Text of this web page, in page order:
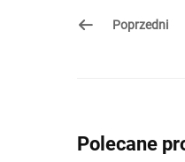
Poprzedni
Polecane